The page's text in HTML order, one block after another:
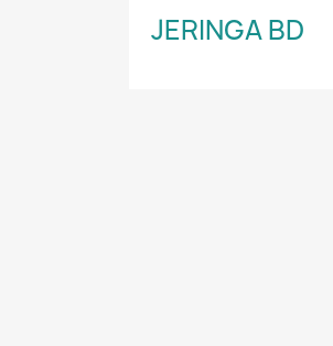
JERINGA BD